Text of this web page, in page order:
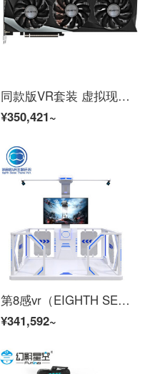
同款版VR套装 虚拟现实VR开发 SteamVR眼镜PCVR体感游戏机 RTX3090(请咨询客服)
¥350,421~
第8感vr（EIGHTH SENSE VR）vr白色平台 娱乐互动设备大型科普工地安全教育一体机 vr体验馆体感游戏机全套
¥341,592~